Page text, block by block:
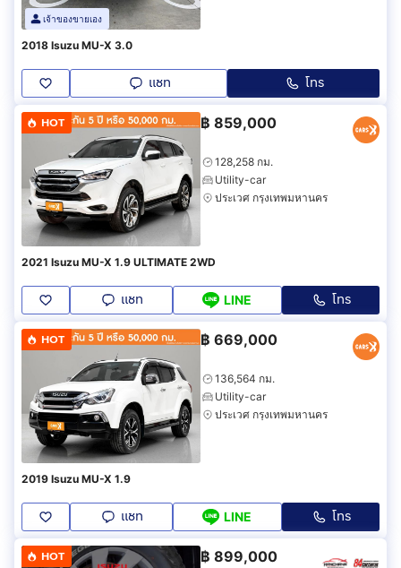
เจ้าของขายเอง
2018 Isuzu MU-X 3.0
แชท โทร
HOT ฿ 859,000
128,258 กม.
Utility-car
ประเวศ กรุงเทพมหานคร
2021 Isuzu MU-X 1.9 ULTIMATE 2WD
แชท LINE โทร
HOT ฿ 669,000
136,564 กม.
Utility-car
ประเวศ กรุงเทพมหานคร
2019 Isuzu MU-X 1.9
แชท LINE โทร
HOT ฿ 899,000